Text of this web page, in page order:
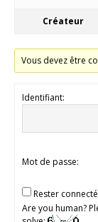
Créateur
Vous devez être
Identifiant:
Mot de passe:
Rester connecté
Are you human?